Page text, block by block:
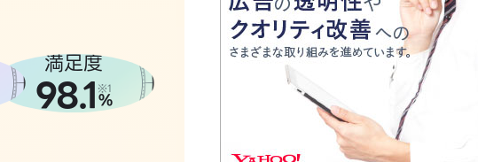
ユーザーの声
占いの流れ
満足度
98.1 ※1
%